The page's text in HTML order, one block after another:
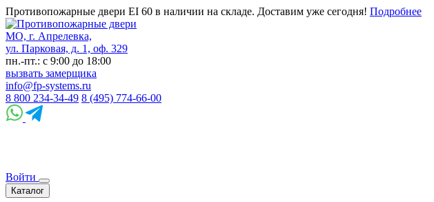
Противопожарные двери EI 60 в наличии на складе. Доставим уже сегодня! Подробнее
МО, г. Апрелевка,
ул. Парковая, д. 1, оф. 329
пн.-пт.: с 9:00 до 18:00
вызвать замерщика
info@fp-systems.ru
8 800 234-34-49 8 (495) 774-66-00
Войти
Каталог